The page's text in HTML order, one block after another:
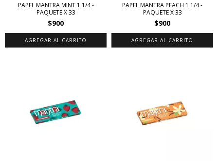
PAPEL MANTRA MINT 1 1/4 -
PAQUETE X 33
$900
PAPEL MANTRA PEACH 1 1/4 -
PAQUETE X 33
$900